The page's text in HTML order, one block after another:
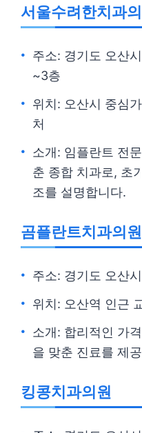
서울수려한치과
주소: 경기도 오산
~3층
위치: 오산시 중심
처
소개: 임플란트 전
춘 종합 치과로, 초
조를 설명합니다.
곰플란트치과의원
주소: 경기도 오산
위치: 오산역 인근
소개: 합리적인 가
을 맞춘 진료를 제
킹콩치과의원